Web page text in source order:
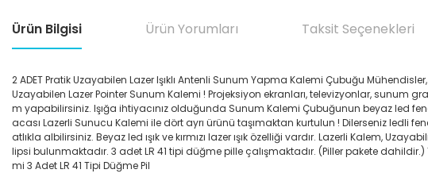
Ürün Bilgisi Ürün Yorumları Taksit Seçenekleri
2 ADET Pratik Uzayabilen Lazer Işıklı Antenli Sunum Yapma Kalemi Çubuğu
Uzayabilen Lazer Pointer Sunum Kalemi ! Projeksiyon ekranları, televizyonlar,
m yapabilirsiniz. Işığa ihtiyacınız olduğunda Sunum Kalemi Çubuğunun beyaz led
acası Lazerli Sunucu Kalemi ile dört ayrı ürünü taşımaktan kurtulun ! Dilerseniz ledli
atlıkla albilirsiniz. Beyaz led ışık ve kırmızı lazer ışık özelliği vardır. Lazerli Kalem,
lipsi bulunmaktadır. 3 adet LR 41 tipi düğme pille çalışmaktadır. (Piller pakete
mi 3 Adet LR 41 Tipi Düğme Pil